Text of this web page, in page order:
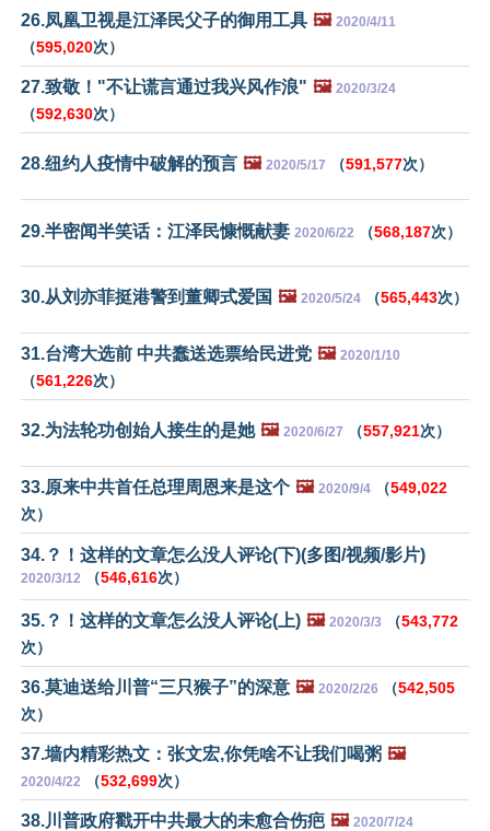
26.凤凰卫视是江泽民父子的御用工具 🖼️ 2020/4/11
（595,020次）
27.致敬！"不让谎言通过我兴风作浪" 🖼️ 2020/3/24
（592,630次）
28.纽约人疫情中破解的预言 🖼️ 2020/5/17 （591,577次）
29.半密闻半笑话：江泽民慷慨献妻 2020/6/22 （568,187次）
30.从刘亦菲挺港警到董卿式爱国 🖼️ 2020/5/24 （565,443次）
31.台湾大选前 中共蠢送选票给民进党 🖼️ 2020/1/10
（561,226次）
32.为法轮功创始人接生的是她 🖼️ 2020/6/27 （557,921次）
33.原来中共首任总理周恩来是这个 🖼️ 2020/9/4 （549,022
次）
34.？！这样的文章怎么没人评论(下)(多图/视频/影片)
2020/3/12 （546,616次）
35.？！这样的文章怎么没人评论(上) 🖼️ 2020/3/3 （543,772
次）
36.莫迪送给川普“三只猴子”的深意 🖼️ 2020/2/26 （542,505
次）
37.墙内精彩热文：张文宏,你凭啥不让我们喝粥 🖼️
2020/4/22 （532,699次）
38.川普政府戳开中共最大的未愈合伤疤 🖼️ 2020/7/24